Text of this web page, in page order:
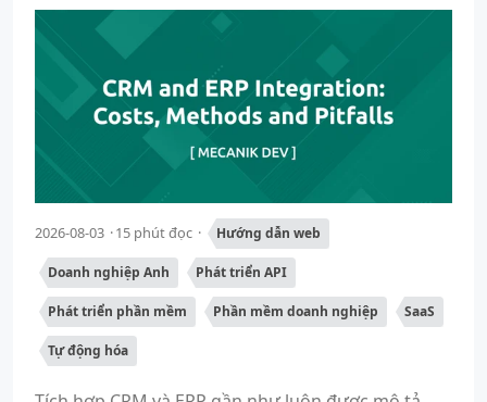
2026-08-03 15 phút đọc Hướng dẫn web
Doanh nghiệp Anh Phát triển API
Phát triển phần mềm Phần mềm doanh nghiệp SaaS
Tự động hóa